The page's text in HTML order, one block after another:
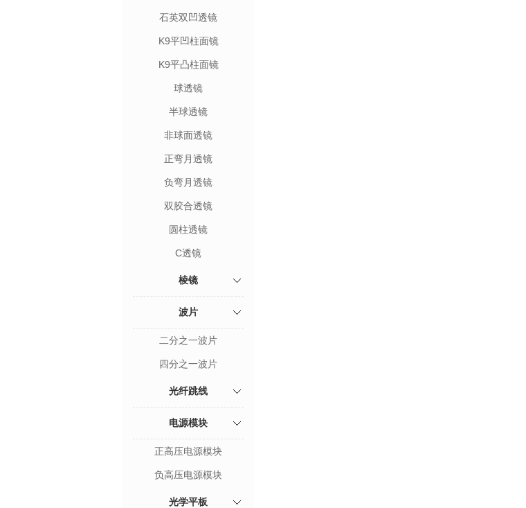
石英双凹透镜
K9平凹柱面镜
K9平凸柱面镜
球透镜
半球透镜
非球面透镜
正弯月透镜
负弯月透镜
双胶合透镜
圆柱透镜
C透镜
棱镜
波片
二分之一波片
四分之一波片
光纤跳线
电源模块
正高压电源模块
负高压电源模块
光学平板